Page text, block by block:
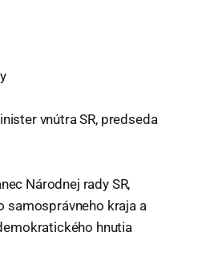
vnútra SR, predseda
Národnej rady SR,
samosprávneho kraja a
hnutia